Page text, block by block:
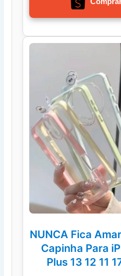
NUNCA Fica
Capinha Para
Plus 13 12 11